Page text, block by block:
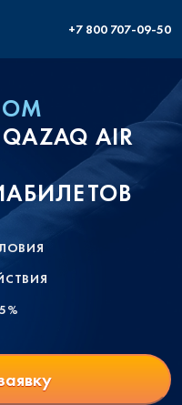
+7 800 707-09-50
AIR